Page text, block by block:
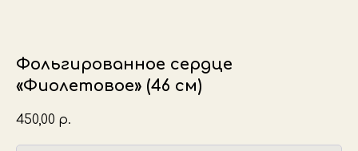
Фольгированное сердце
«Фиолетовое» (46 см)
450,00 р.